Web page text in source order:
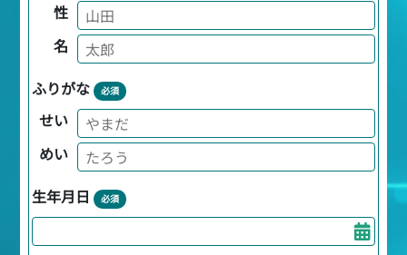
性
名
ふりがな 必須
せい
めい
生年月日 必須